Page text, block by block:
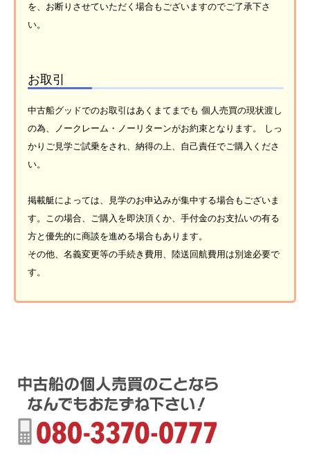
を、お断りさせていただく場合もございますのでご了承下さ
い。
お取引
中古船グッドでのお取引はあくまてまでも 個人売買の現状渡し
の為、ノークレーム・ノーリターンがお約束となります。 しっ
かりご見学ご試乗をされ、納得の上、自己責任でご購入くださ
い。
掲載艇によっては、見学のお申込みが集中する場合もございま
す。この場合、ご購入を即決頂くか、手付金のお支払いの有る
方と優先的に商談を進める場合もあります。
その他、名義変更等の手続き費用、陸送回航費用は別途必要で
す。